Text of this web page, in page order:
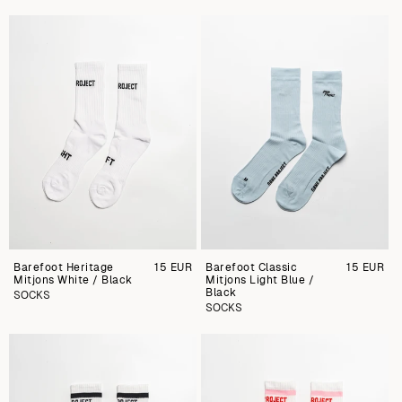
Barefoot Heritage
Mitjons White / Black
SOCKS
Preu
15 EUR
Barefoot Classic
Mitjons Light Blue /
Black
SOCKS
Preu
15 EUR